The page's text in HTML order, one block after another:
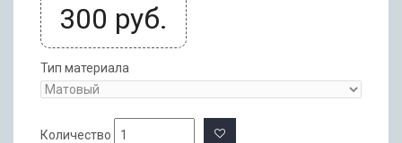
300 руб.
Тип материала
Количество